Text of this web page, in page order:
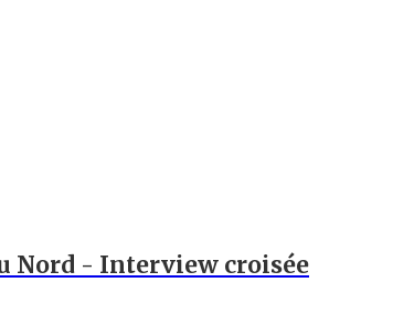
Nord - Interview croisée